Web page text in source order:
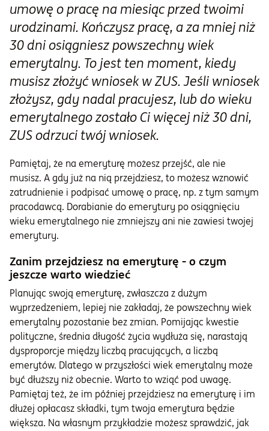
umowę o pracę na miesiąc przed twoimi
urodzinami. Kończysz pracę, a za mniej niż
30 dni osiągniesz powszechny wiek
emerytalny. To jest ten moment, kiedy
musisz złożyć wniosek w ZUS. Jeśli wniosek
złożysz, gdy nadal pracujesz, lub do wieku
emerytalnego zostało Ci więcej niż 30 dni,
ZUS odrzuci twój wniosek.
Pamiętaj, że na emeryturę możesz przejść, ale nie
musisz. A gdy już na nią przejdziesz, to możesz wznowić
zatrudnienie i podpisać umowę o pracę, np. z tym samym
pracodawcą. Dorabianie do emerytury po osiągnięciu
wieku emerytalnego nie zmniejszy ani nie zawiesi twojej
emerytury.
Zanim przejdziesz na emeryturę - o czym
jeszcze warto wiedzieć
Planując swoją emeryturę, zwłaszcza z dużym
wyprzedzeniem, lepiej nie zakładaj, że powszechny wiek
emerytalny pozostanie bez zmian. Pomijając kwestie
polityczne, średnia długość życia wydłuża się, narastają
dysproporcje między liczbą pracujących, a liczbą
emerytów. Dlatego w przyszłości wiek emerytalny może
być dłuższy niż obecnie. Warto to wziąć pod uwagę.
Pamiętaj też, że im później przejdziesz na emeryturę i im
dłużej opłacasz składki, tym twoja emerytura będzie
większa. Na własnym przykładzie możesz sprawdzić, jak